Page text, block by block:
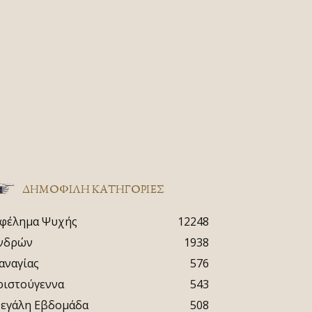
ΔΗΜΟΦΙΛΗ ΚΑΤΗΓΟΡΙΕΣ
Ψυχής
12248
1938
576
543
Εβδομάδα
508